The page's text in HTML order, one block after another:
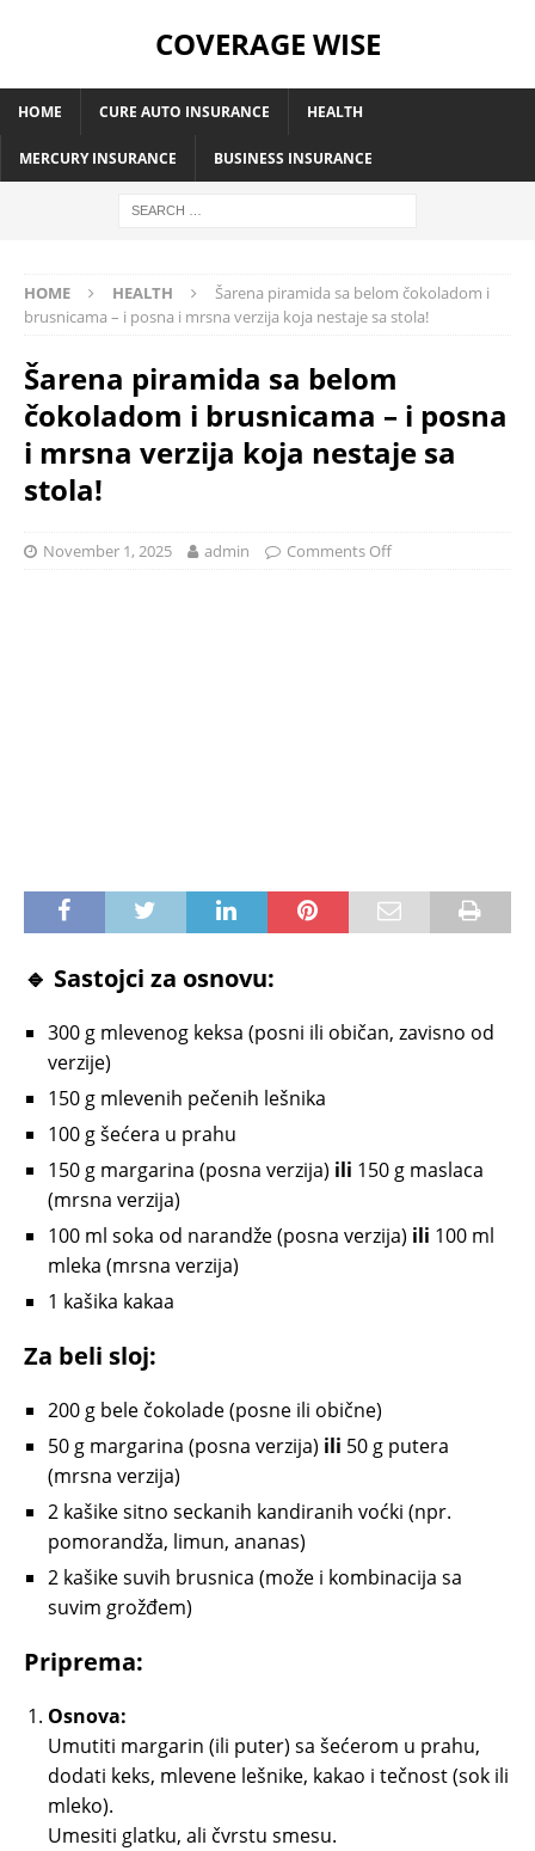
COVERAGE WISE
HOME CURE AUTO INSURANCE HEALTH
MERCURY INSURANCE BUSINESS INSURANCE
HOME HEALTH
Šarena piramida sa belom čokoladom i
brusnicama – i posna i mrsna verzija koja nestaje sa stola!
Šarena piramida sa belom
čokoladom i brusnicama – i posna
i mrsna verzija koja nestaje sa
stola!
November 1, 2025 admin Comments Off
🔹 Sastojci za osnovu:
300 g mlevenog keksa (posni ili običan, zavisno od
verzije)
150 g mlevenih pečenih lešnika
100 g šećera u prahu
150 g margarina (posna verzija) ili 150 g maslaca
(mrsna verzija)
100 ml soka od narandže (posna verzija) ili 100 ml
mleka (mrsna verzija)
1 kašika kakaa
Za beli sloj:
200 g bele čokolade (posne ili obične)
50 g margarina (posna verzija) ili 50 g putera
(mrsna verzija)
2 kašike sitno seckanih kandiranih voćki (npr.
pomorandža, limun, ananas)
2 kašike suvih brusnica (može i kombinacija sa
suvim grožđem)
Priprema:
Osnova:
Umutiti margarin (ili puter) sa šećerom u prahu,
dodati keks, mlevene lešnike, kakao i tečnost (sok ili
mleko).
Umesiti glatku, ali čvrstu smesu.